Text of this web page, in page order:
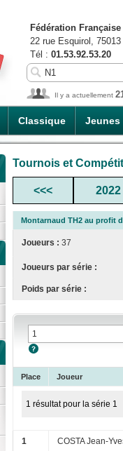
Classique Jeunes
Fédération
22 rue Esquirol,
Tél : 01.53.92.53.20
Il y a actuellement
Tournois et
<<< 2022
Montarnaud TH2 au profit
Joueurs : 37
Joueurs par série :
Poids par série :
Place Joueur
1 résultat pour la série 1
1 COSTA Jean-